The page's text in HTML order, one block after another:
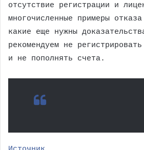
отсутствие регистрации и
многочисленные примеры
какие еще нужны
рекомендуем не
и не пополнять счета.